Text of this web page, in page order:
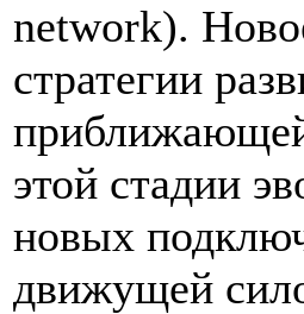
network).
стратегии
этой стадии
новых
движущей